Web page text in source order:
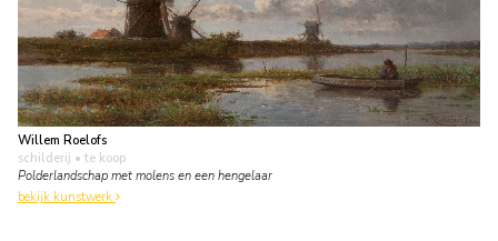
Willem Roelofs
schilderij • te koop
Polderlandschap met molens en een hengelaar
bekijk kunstwerk